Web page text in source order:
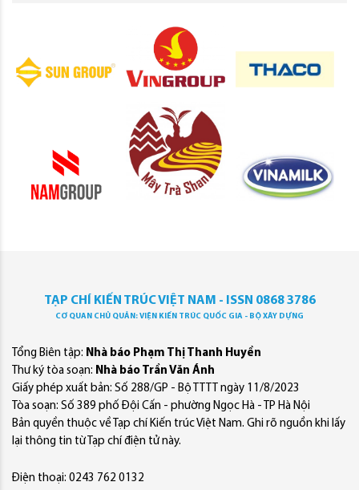
TẠP CHÍ KIẾN TRÚC VIỆT NAM - ISSN 0868 3786
CƠ QUAN CHỦ QUẢN: VIỆN KIẾN TRÚC QUỐC GIA - BỘ XÂY DỰNG
Tổng Biên tập: Nhà báo Phạm Thị Thanh Huyền
Thư ký tòa soạn: Nhà báo Trần Văn Ánh
Giấy phép xuất bản: Số 288/GP - Bộ TTTT ngày 11/8/2023
Tòa soạn: Số 389 phố Đội Cấn - phường Ngọc Hà - TP Hà Nội
Bản quyền thuộc về Tạp chí Kiến trúc Việt Nam. Ghi rõ nguồn khi lấy
lại thông tin từ Tạp chí điện tử này.
Điện thoại: 0243 762 0132